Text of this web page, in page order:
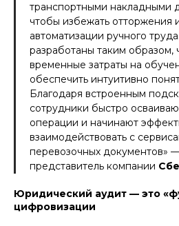
транспортными накладными
чтобы избежать отторжения
автоматизации ручного
разработаны таким образом,
временные затраты на
обеспечить интуитивно
Благодаря встроенным
сотрудники быстро
операции и начинают
взаимодействовать с
перевозочных документов»
представитель компании
Юридический аудит — это
цифровизации